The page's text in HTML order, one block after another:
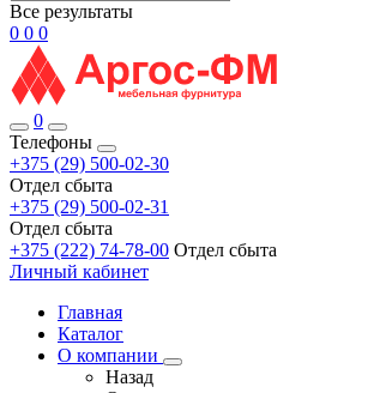
Все результаты
0 0 0
0
Телефоны
+375 (29) 500-02-30
Отдел сбыта
+375 (29) 500-02-31
Отдел сбыта
+375 (222) 74-78-00 Отдел сбыта
Личный кабинет
Главная
Каталог
О компании
Назад